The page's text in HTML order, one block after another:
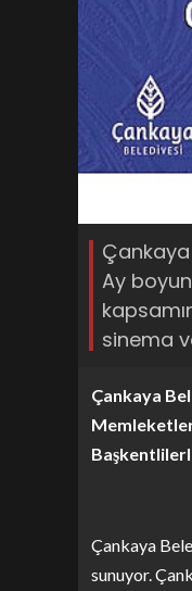
Ay
sinema
Çankaya
Çankaya
sunuyor.